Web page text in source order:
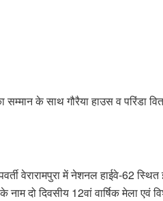
सम्मान के साथ गौरैया हाउस व परिंडा
वेरारामपुरा में नेशनल हाईवे-62
नाम दो दिवसीय 12वां वार्षिक मेला एवं